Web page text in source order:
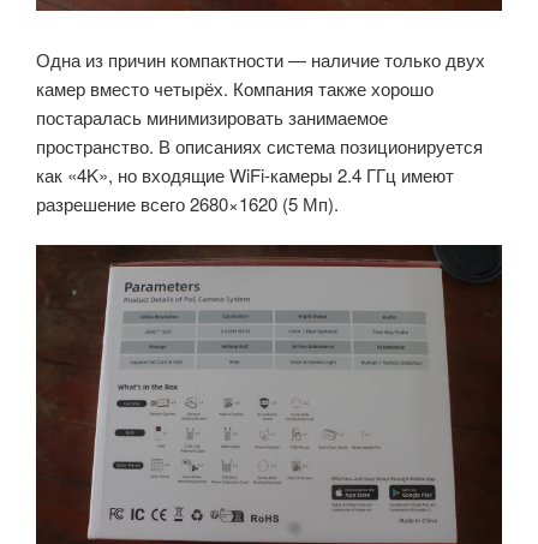
Одна из причин компактности — наличие только двух
камер вместо четырёх. Компания также хорошо
постаралась минимизировать занимаемое
пространство. В описаниях система позиционируется
как «4K», но входящие WiFi-камеры 2.4 ГГц имеют
разрешение всего 2680×1620 (5 Мп).